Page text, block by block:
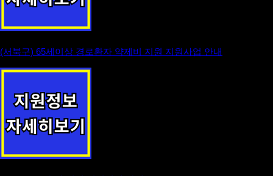
(서북구) 65세이상 경로환자 약제비 지원 지원사업 안내